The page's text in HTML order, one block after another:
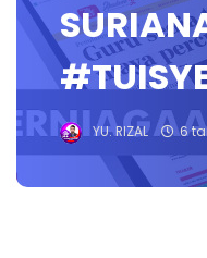
YU. RIZAL 6